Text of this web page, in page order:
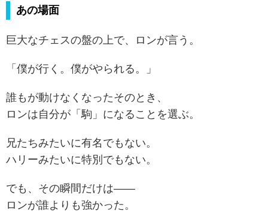
あの場面
巨大なチェスの盤の上で、ロンが言う。
「僕が行く。僕がやられる。」
誰もが動けなくなったそのとき、
ロンは自分が「駒」になることを選ぶ。
兄たちみたいに有名でもない。
ハリーみたいに特別でもない。
でも、その瞬間だけは――
ロンが誰よりも強かった。